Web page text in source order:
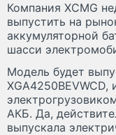
Компания XCMG
выпустить на
аккумуляторной
шасси
Модель будет
АКБ. Да,
выпускала